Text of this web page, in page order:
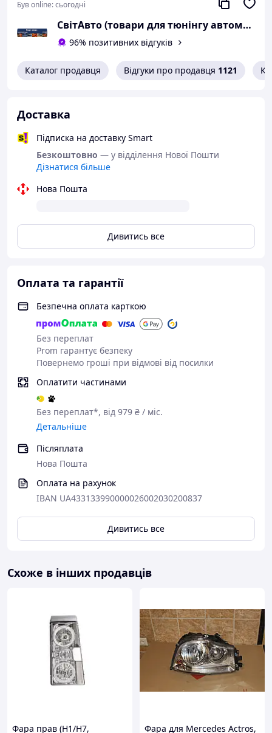
Передні фари підходять на ВАЗ 2108,ВАЗ 2109,ВАЗ
21099.Можливе встановлення ксенону.Доставка в будь-
Був online:сьогодні
СвітАвто (товари для тюнінгу автомобілів ВАЗ)
96% позитивних відгуків
Каталог продавця Відгуки про продавця 1121
Доставка
Підписка на доставку Smart
Безкоштовно — у відділення Нової Пошти
Дізнатися більше
Нова Пошта
Дивитись все
Оплата та гарантії
Безпечна оплата карткою
Без переплат
Prom гарантує безпеку
Повернемо гроші при відмові від посилки
Оплатити частинами
Без переплат*, від 979 ₴ / міс.
Детальніше
Післяплата
Нова Пошта
Оплата на рахунок
IBAN UA433133990000026002030200837
Дивитись все
Схоже в інших продавців
Фара прав (H1/H7, Фара для Mercedes Actros,